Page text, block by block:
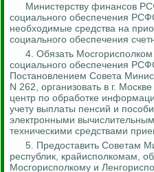
Министерству финансов
социального обеспечения
необходимые средства на
социального обеспечения
4. Обязать
социального обеспечения
Постановлением Совета
N 262, организовать в г.
центр по обработке
учету выплаты пенсий и
электронными
техническими средствами
5. Предоставить Советам
республик, крайисполкомам,
Мосгорисполкому и